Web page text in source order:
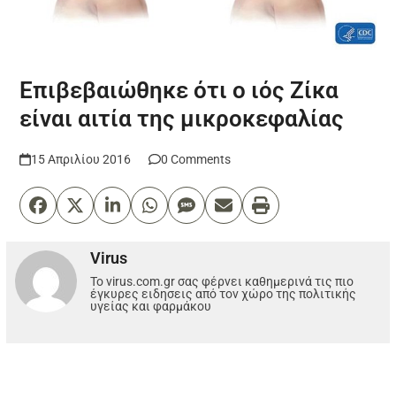
Επιβεβαιώθηκε ότι ο ιός Ζίκα
είναι αιτία της μικροκεφαλίας
15 Απριλίου 2016 0 Comments
Virus
Το virus.com.gr σας φέρνει καθημερινά τις πιο
έγκυρες ειδησεις από τον χώρο της πολιτικής
υγείας και φαρμάκου